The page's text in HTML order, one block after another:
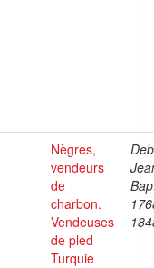
Nègres,
vendeurs
de
charbon.
Vendeuses
de pled
Turquie